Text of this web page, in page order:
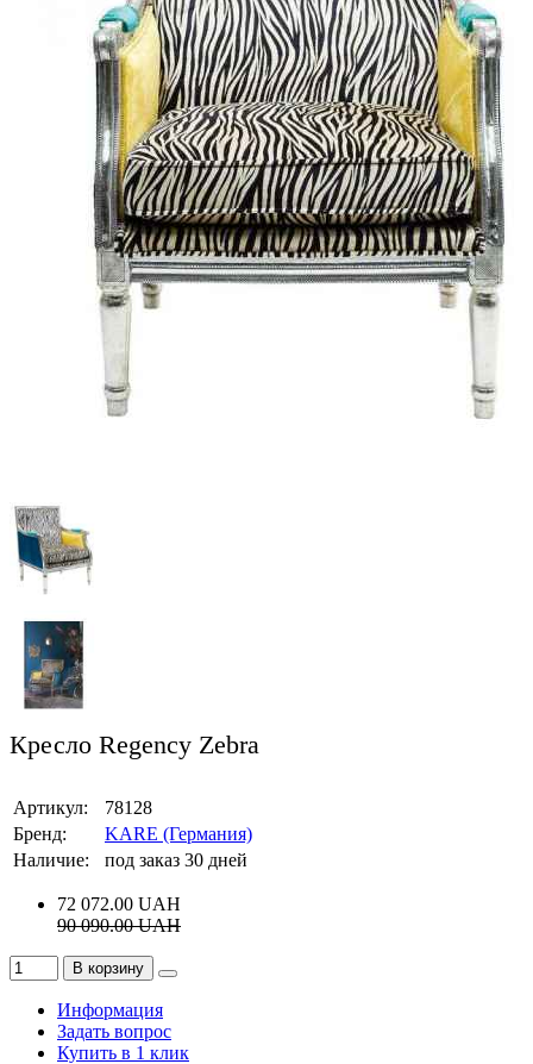
Кресло Regency Zebra
Артикул:
78128
Бренд:
KARE (Германия)
Наличие:
под заказ 30 дней
72 072.00 UAH
90 090.00UAH
В корзину
Информация
Задать вопрос
Купить в 1 клик